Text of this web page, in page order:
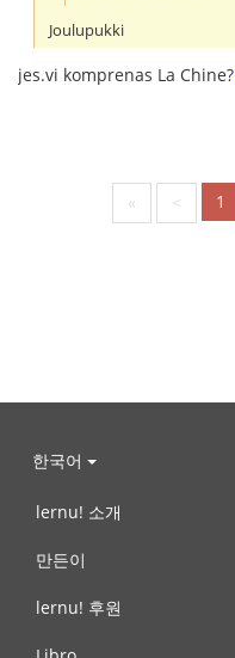
Joulupukki
jes.vi komprenas La Chine?
« < 1
한국어
lernu! 소개
만든이
lernu! 후원